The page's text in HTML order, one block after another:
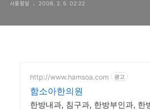
사통팔달 2008. 2. 5. 02:22
http://www.hamsoa.com 광고
함소아한의원
한방내과, 침구과, 한방부인과, 한